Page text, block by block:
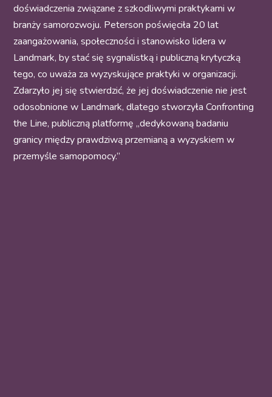
doświadczenia związane z szkodliwymi praktykami w
branży samorozwoju. Peterson poświęciła 20 lat
zaangażowania, społeczności i stanowisko lidera w
Landmark, by stać się sygnalistką i publiczną krytyczką
tego, co uważa za wyzyskujące praktyki w organizacji.
Zdarzyło jej się stwierdzić, że jej doświadczenie nie jest
odosobnione w Landmark, dlatego stworzyła Confronting
the Line, publiczną platformę „dedykowaną badaniu
granicy między prawdziwą przemianą a wyzyskiem w
przemyśle samopomocy.”